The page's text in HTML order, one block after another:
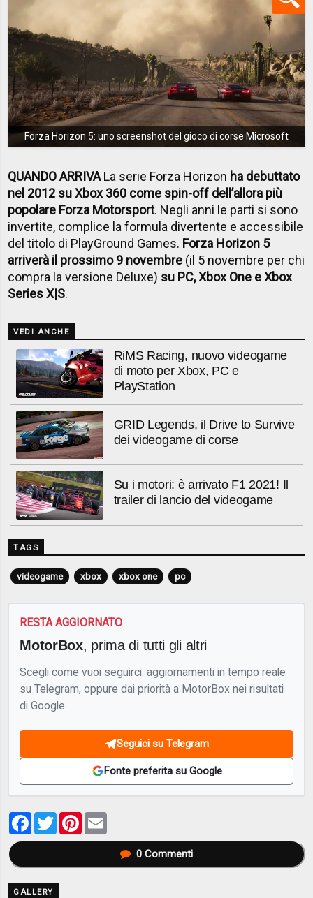
Forza Horizon 5: uno screenshot del gioco di corse Microsoft
QUANDO ARRIVALa serie Forza Horizon ha debuttato
nel 2012 su Xbox 360 come spin-off dell’allora più
popolare Forza Motorsport. Negli anni le parti si sono
invertite, complice la formula divertente e accessibile
del titolo di PlayGround Games. Forza Horizon 5
arriverà il prossimo 9 novembre (il 5 novembre per chi
compra la versione Deluxe) su PC, Xbox One e Xbox
Series X|S.
VEDI ANCHE
RiMS Racing, nuovo videogame
di moto per Xbox, PC e
PlayStation
GRID Legends, il Drive to Survive
dei videogame di corse
Su i motori: è arrivato F1 2021! Il
trailer di lancio del videogame
TAGS
videogame xbox xbox one pc
RESTA AGGIORNATO
MotorBox, prima di tutti gli altri
Scegli come vuoi seguirci: aggiornamenti in tempo reale
su Telegram, oppure dai priorità a MotorBox nei risultati
di Google.
Seguici su Telegram
Fonte preferita su Google
Facebook
TwitterPinterest
0Commenti
GALLERY